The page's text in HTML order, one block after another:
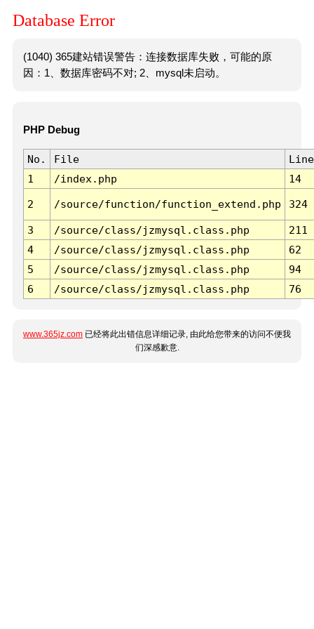
Database Error
(1040) 365建站错误警告：连接数据库失败，可能的原
因：1、数据库密码不对; 2、mysql未启动。
PHP Debug
No. File
Line
1
/index.php 14
2 /source/function/function_extend.php 324
3 /source/class/jzmysql.class.php
211
4
/source/class/jzmysql.class.php
62
5
/source/class/jzmysql.class.php
94
6
/source/class/jzmysql.class.php 76
www.365jz.com 已经将此出错信息详细记录, 由此给您带来的访问不便我
们深感歉意.